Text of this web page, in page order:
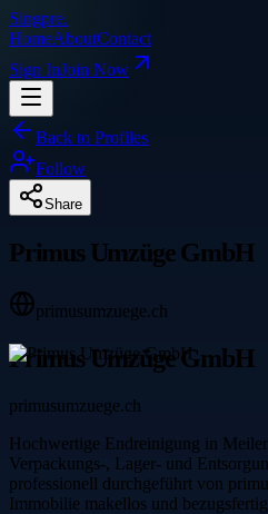
Singpre.
HomeAboutContact
Sign InJoin Now
Back to Profiles
Follow
Share
Primus Umzüge GmbH
primusumzuege.ch
Primus Umzüge GmbH
primusumzuege.ch
Hochwertige Endreinigung in
Verpackungs-, Lager- und
professionell durchgeführt von
Immobilie makellos und